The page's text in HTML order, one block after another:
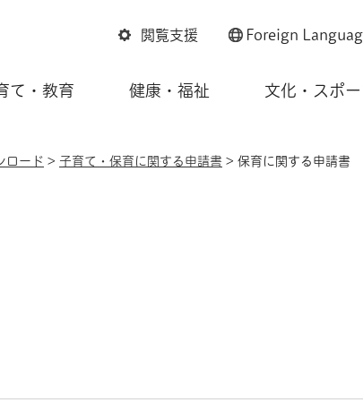
閲覧支援 Foreign
て・教育 健康・福祉 文化・スポー
ロード > 子育て・保育に関する申請書 > 保育に関する申請書